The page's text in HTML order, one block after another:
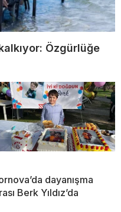
Özgürlüğe
dayanışma
Berk Yıldız’da